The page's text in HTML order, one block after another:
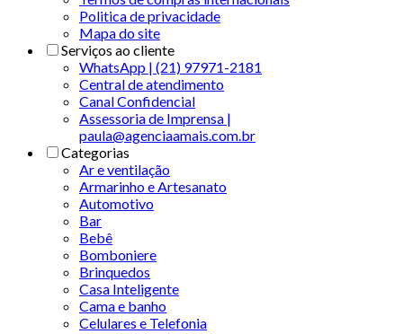
Politica de privacidade
Mapa do site
Serviços ao cliente
WhatsApp | (21) 97971-2181
Central de atendimento
Canal Confidencial
Assessoria de Imprensa |
paula@agenciaamais.com.br
Categorias
Ar e ventilação
Armarinho e Artesanato
Automotivo
Bar
Bebê
Bomboniere
Brinquedos
Casa Inteligente
Cama e banho
Celulares e Telefonia